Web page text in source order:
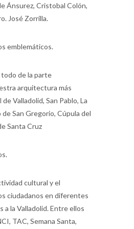
Ánsurez, Cristobal Colón,
José Zorrilla.
emblemáticos.
de la parte
arquitectura más
Valladolid, San Pablo, La
San Gregorio, Cúpula del
Santa Cruz
cultural y el
ciudadanos en diferentes
a la Valladolid. Entre ellos
TAC, Semana Santa,